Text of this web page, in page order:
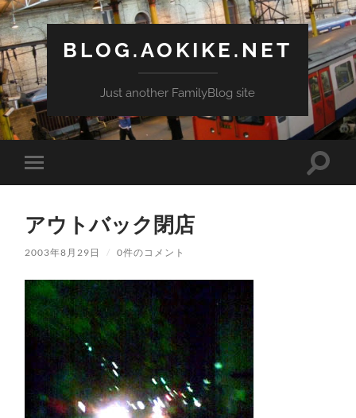
BLOG.AOKIKE.NET
Just another FamilyBlog site
モ
バ
メ
ュ
を
切
り
替
え
る
検
アウトバック閉店
2003年8月29日 / 0件のコメント